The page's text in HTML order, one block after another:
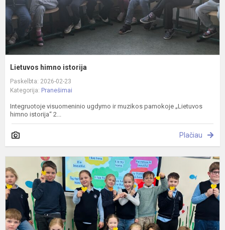
Lietuvos himno istorija
Paskelbta: 2026-02-23
Kategorija: Pranešimai
Integruotoje visuomeninio ugdymo ir muzikos pamokoje „Lietuvos
himno istorija“ 2...
Plačiau